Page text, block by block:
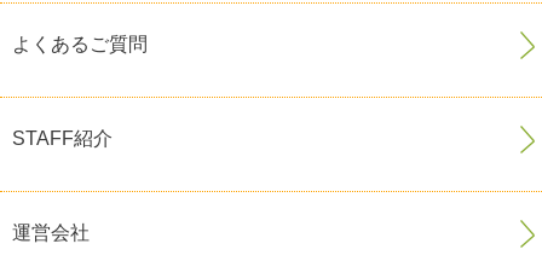
よくあるご質問
STAFF紹介
運営会社